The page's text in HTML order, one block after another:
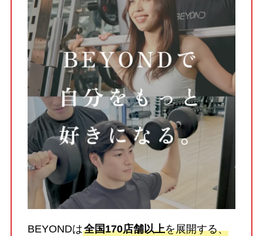
BEYONDは全国170店舗以上を展開する、